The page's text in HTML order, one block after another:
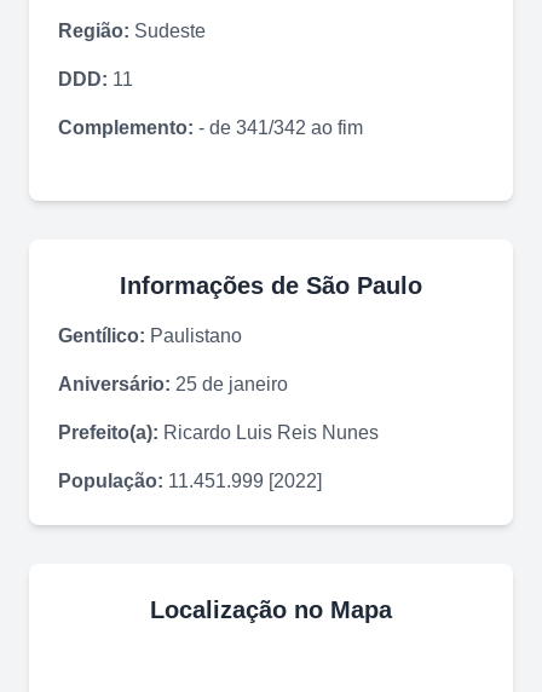
Região: Sudeste
DDD: 11
Complemento: - de 341/342 ao fim
Informações de São Paulo
Gentílico: Paulistano
Aniversário: 25 de janeiro
Prefeito(a): Ricardo Luis Reis Nunes
População: 11.451.999 [2022]
Localização no Mapa